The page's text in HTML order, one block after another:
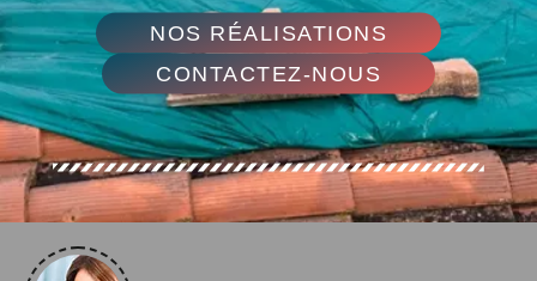
NOS RÉALISATIONS
CONTACTEZ-NOUS